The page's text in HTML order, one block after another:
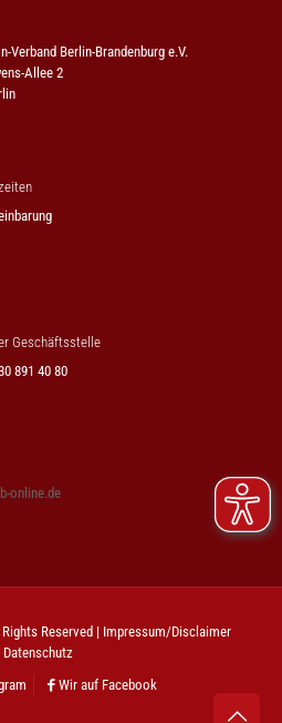
Verband Berlin-Brandenburg e.V.
Allee 2
Geschäftsstelle
891 40 80
online.de
Reserved | Impressum/Disclaimer
Datenschutz
Wir auf Facebook